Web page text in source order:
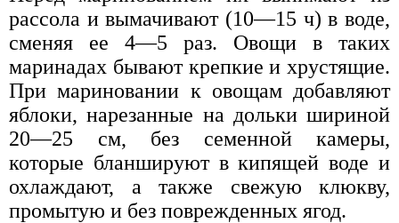
рассола и вымачивают (10—15 ч) в воде,
сменяя ее 4—5 раз. Овощи в таких
маринадах бывают крепкие и хрустящие.
При мариновании к овощам добавляют
яблоки, нарезанные на дольки шириной
20—25 см, без семенной камеры,
которые бланшируют в кипящей воде и
охлаждают, а также свежую клюкву,
промытую и без поврежденных ягод.